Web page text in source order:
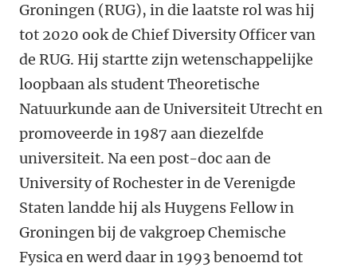
Groningen (RUG), in die laatste rol was hij
tot 2020 ook de Chief Diversity Officer van
de RUG. Hij startte zijn wetenschappelijke
loopbaan als student Theoretische
Natuurkunde aan de Universiteit Utrecht en
promoveerde in 1987 aan diezelfde
universiteit. Na een post-doc aan de
University of Rochester in de Verenigde
Staten landde hij als Huygens Fellow in
Groningen bij de vakgroep Chemische
Fysica en werd daar in 1993 benoemd tot